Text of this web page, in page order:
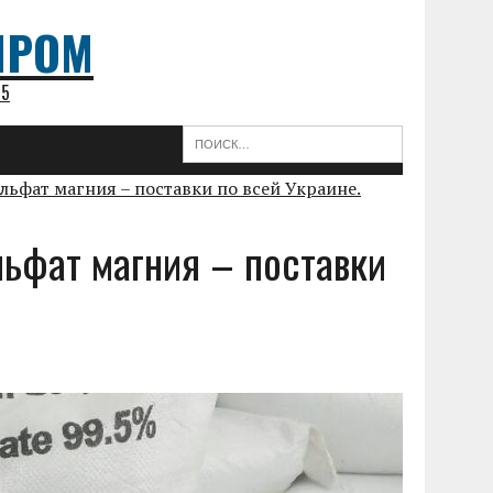
магния – поставки по всей Украине.
магния – поставки